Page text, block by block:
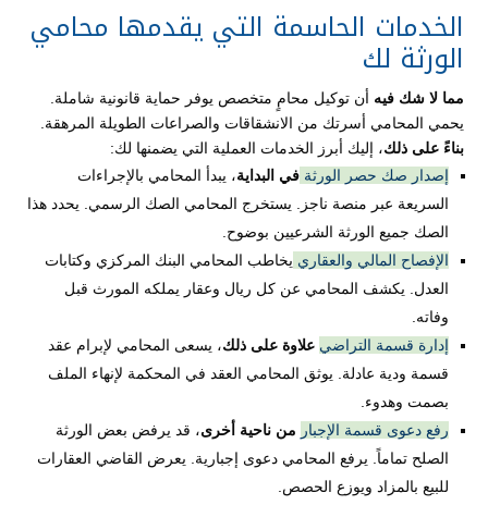
الخدمات الحاسمة التي يقدمها محامي
الورثة لك
مما لا شك فيه أن توكيل محامٍ متخصص يوفر حماية قانونية شاملة.
يحمي المحامي أسرتك من الانشقاقات والصراعات الطويلة المرهقة.
بناءً على ذلك، إليك أبرز الخدمات العملية التي يضمنها لك:
إصدار صك حصر الورثة في البداية، يبدأ المحامي بالإجراءات
السريعة عبر منصة ناجز. يستخرج المحامي الصك الرسمي. يحدد هذا
الصك جميع الورثة الشرعيين بوضوح.
الإفصاح المالي والعقاري يخاطب المحامي البنك المركزي وكتابات
العدل. يكشف المحامي عن كل ريال وعقار يملكه المورث قبل
وفاته.
إدارة قسمة التراضي علاوة على ذلك، يسعى المحامي لإبرام عقد
قسمة ودية عادلة. يوثق المحامي العقد في المحكمة لإنهاء الملف
بصمت وهدوء.
رفع دعوى قسمة الإجبار من ناحية أخرى، قد يرفض بعض الورثة
الصلح تماماً. يرفع المحامي دعوى إجبارية. يعرض القاضي العقارات
للبيع بالمزاد ويوزع الحصص.